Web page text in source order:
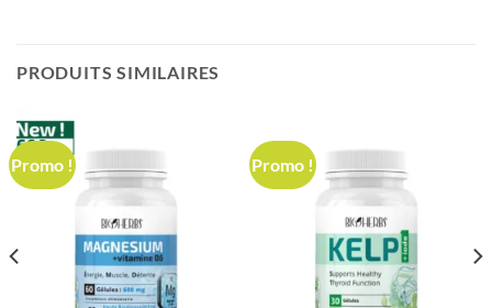
PRODUITS SIMILAIRES
Promo ! Promo !